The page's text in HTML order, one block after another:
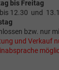
bis Freitag
12.30 und
bzw. nur
und Verkauf